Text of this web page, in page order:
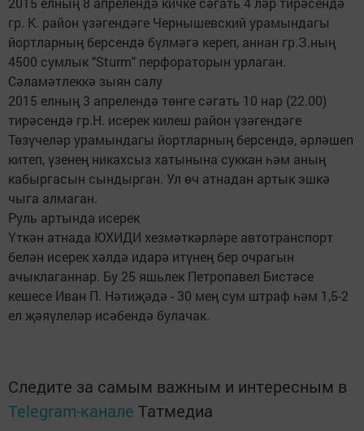
гр. К. район үзәгендәге Чернышевский урамындагы
йортларның берсендә бүлмәгә кереп, аннан гр.З.ның
4500 сумлык "Sturm" перфораторын урлаган.
Сәламәтлеккә зыян салу
2015 елның 3 апрелендә төнге сәгать 10 нар (22.00)
тирәсендә гр.Н. исерек килеш район үзәгендәге
Төзүчеләр урамындагы йортларның берсендә, әрләшеп
китеп, үзенең никахсыз хатынына суккан һәм аның
кабыргасын сындырган. Ул өч атнадан артык эшкә
чыга алмаган.
Руль артында исерек
Үткән атнада ЮХИДИ хезмәткәрләре автотранспорт
белән исерек хәлдә идарә итүнең бер очрагын
ачыклаганнар. Бу 25 яшьлек Петропавел Бистәсе
кешесе Иван П. Нәтиҗәдә - 30 мең сум штраф һәм 1,5-2
ел җәяүлеләр исәбендә булачак.
Следите за самым важным и интересным в
Telegram-канале Татмедиа